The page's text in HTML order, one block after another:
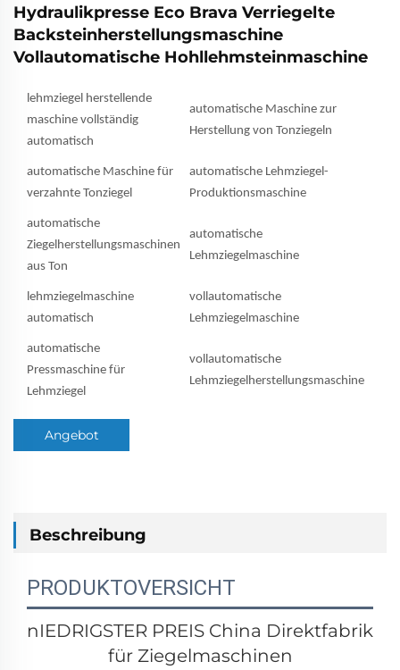
Hydraulikpresse Eco Brava Verriegelte
Backsteinherstellungsmaschine
Vollautomatische Hohllehmsteinmaschine
lehmziegel herstellende
maschine vollständig
automatisch
automatische Maschine zur
Herstellung von Tonziegeln
automatische Maschine für
verzahnte Tonziegel
automatische Lehmziegel-
Produktionsmaschine
automatische
Ziegelherstellungsmaschinen
aus Ton
automatische
Lehmziegelmaschine
lehmziegelmaschine
automatisch
vollautomatische
Lehmziegelmaschine
automatische
Pressmaschine für
Lehmziegel
vollautomatische
Lehmziegelherstellungsmaschine
Angebot
Beschreibung
PRODUKTOVERSICHT
nIEDRIGSTER PREIS China Direktfabrik
für Ziegelmaschinen